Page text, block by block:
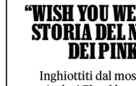
“WISH YOU
STORIA DEL
DEI
Inghiottiti dal